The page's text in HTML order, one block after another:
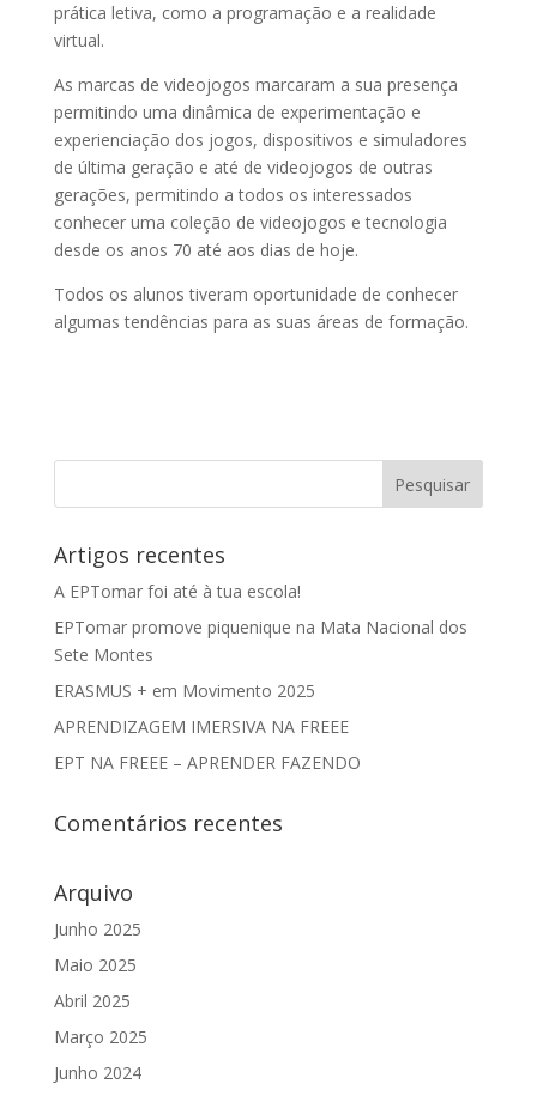
prática letiva, como a programação e a realidade
virtual.
As marcas de videojogos marcaram a sua presença
permitindo uma dinâmica de experimentação e
experienciação dos jogos, dispositivos e simuladores
de última geração e até de videojogos de outras
gerações, permitindo a todos os interessados
conhecer uma coleção de videojogos e tecnologia
desde os anos 70 até aos dias de hoje.
Todos os alunos tiveram oportunidade de conhecer
algumas tendências para as suas áreas de formação.
Artigos recentes
A EPTomar foi até à tua escola!
EPTomar promove piquenique na Mata Nacional dos
Sete Montes
ERASMUS + em Movimento 2025
APRENDIZAGEM IMERSIVA NA FREEE
EPT NA FREEE – APRENDER FAZENDO
Comentários recentes
Arquivo
Junho 2025
Maio 2025
Abril 2025
Março 2025
Junho 2024